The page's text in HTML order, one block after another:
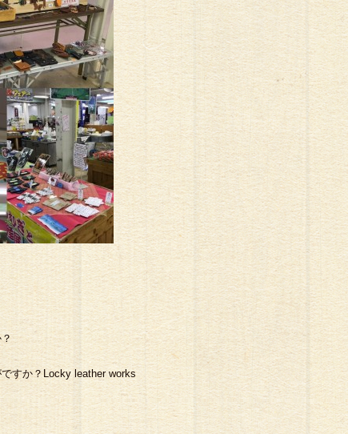
ェザー#指輪#cafe#コーヒー#ツーリング#トラ
すか？Locky leather works